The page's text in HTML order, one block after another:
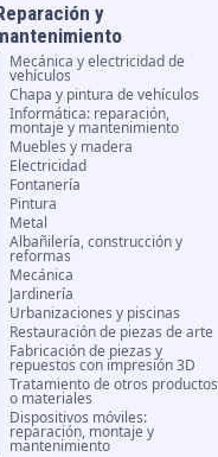
y
Mecánica y electricidad de
vehículos
Chapa y pintura de vehículos
Informática: reparación,
montaje y mantenimiento
Muebles y madera
Electricidad
Fontanería
Pintura
Metal
Albañilería, construcción y
reformas
Mecánica
Jardinería
Urbanizaciones y piscinas
Restauración de piezas de arte
Fabricación de piezas y
repuestos con impresión 3D
Tratamiento de otros productos
o materiales
Dispositivos móviles:
reparación, montaje y
mantenimiento